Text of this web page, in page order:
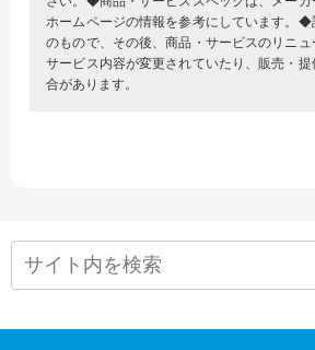
ホームページの情報を参考にしています。◆
のもので、その後、商品・サービスのリニ
サービス内容が変更されていたり、販売・
合があります。